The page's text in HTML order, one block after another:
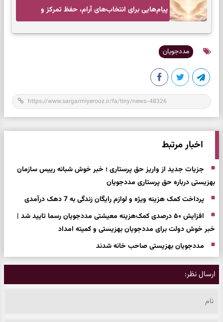
پیام‌هایی برای انتخاب‌های آرام، حفظ تمرکز و
مددجویان
اخبار مرتبط
جزیات جدید از واریز حق پرستاری ؛ خبر خوش شبانه رییس سازمان
بهزیستی درباره حق پرستاری مددجویان
پرداخت کمک هزینه ویژه و لوازم رایگان زندگی به 7 دهک درآمدی
افزایش ۵۰ درصدی کمک‌هزینه معیشتی مددجویان رسما تایید شد |
خبر خوش دولت برای مددجویان بهزیستی و کمیته امداد
مددجویان بهزیستی صاحب خانه شدند
ارسال نظر: